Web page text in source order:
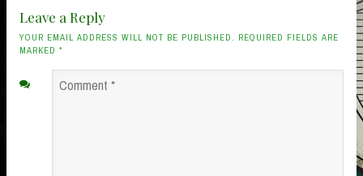
Leave a Reply
YOUR EMAIL ADDRESS WILL NOT BE PUBLISHED. REQUIRED FIELDS ARE
MARKED *
Comment